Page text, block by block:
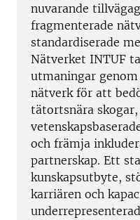
nuvarande
fragmenterade
standardiserade
Nätverket INTUF
utmaningar
nätverk för att
tätortsnära
och främja
partnerskap. Ett
kunskapsutbyte,
karriären och